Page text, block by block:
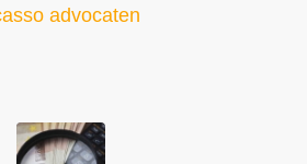
advocaten